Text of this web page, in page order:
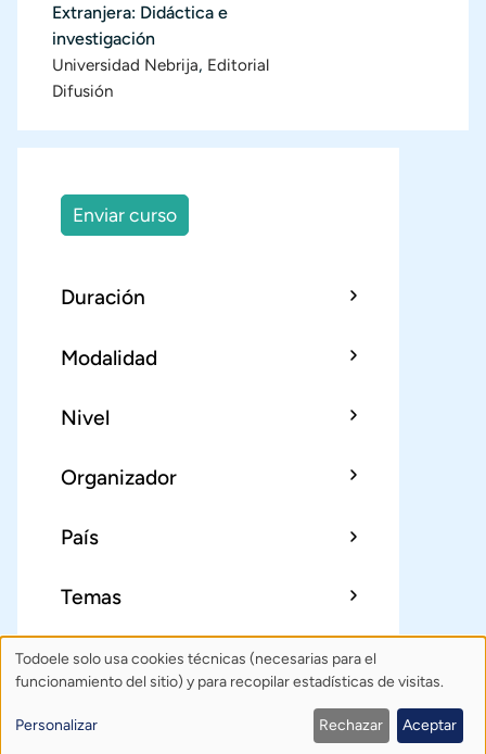
Extranjera: Didáctica e
investigación
Universidad Nebrija, Editorial
Difusión
Enviar curso
Duración
Modalidad
Nivel
Organizador
País
Temas
Sobre TodoeleÍndice Publica
Política de privacidad
Uso
datos
Todoele solo usa cookies técnicas (necesarias para el
funcionamiento del sitio) y para recopilar estadísticas de visitas.
Personalizar Rechazar Aceptar